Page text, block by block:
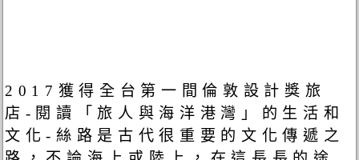
2017獲得全台第一間倫敦設計獎旅
店-閱讀「旅人與海洋港灣」的生活和
文化-絲路是古代很重要的文化傳遞之